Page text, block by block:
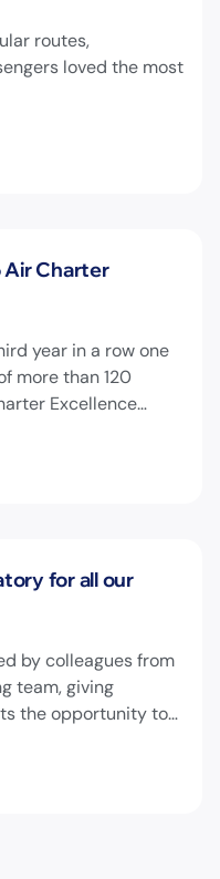
routes,
loved the most
Charter
year in a row one
more than 120
Excellence
Passenger
seats or less)“!
for all our
by colleagues from
team, giving
the opportunity to
training firsthand